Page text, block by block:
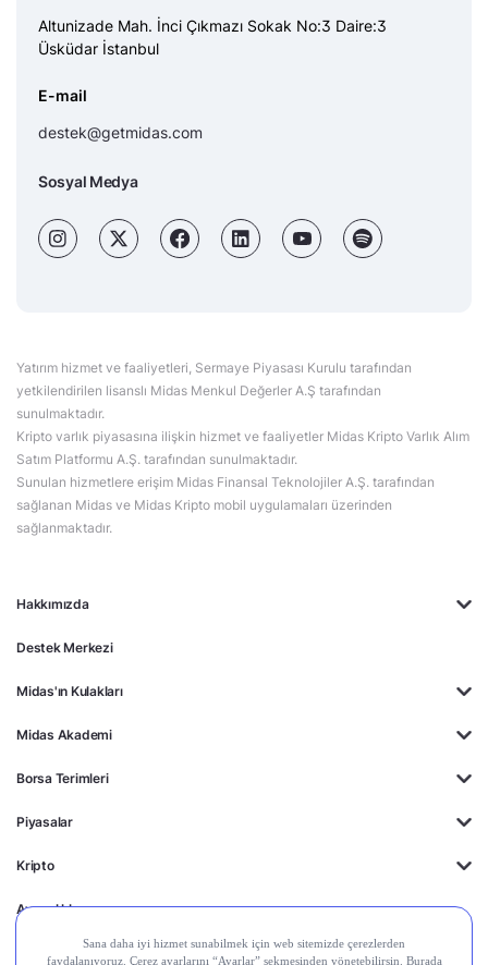
Hakkımızda
Destek Merkezi
Midas'ın Kulakları
Midas Akademi
Borsa Terimleri
Piyasalar
Kripto
Ayrıcalıklar
Altunizade Mah. İnci Çıkmazı Sokak No:3 Daire:3
Üsküdar İstanbul
E-mail
destek@getmidas.com
Sosyal Medya
Yatırım hizmet ve faaliyetleri, Sermaye Piyasası Kurulu tarafından
yetkilendirilen lisanslı Midas Menkul Değerler A.Ş tarafından
sunulmaktadır.
Kripto varlık piyasasına ilişkin hizmet ve faaliyetler Midas Kripto Varlık Alım
Satım Platformu A.Ş. tarafından sunulmaktadır.
Sunulan hizmetlere erişim Midas Finansal Teknolojiler A.Ş. tarafından
sağlanan Midas ve Midas Kripto mobil uygulamaları üzerinden
sağlanmaktadır.